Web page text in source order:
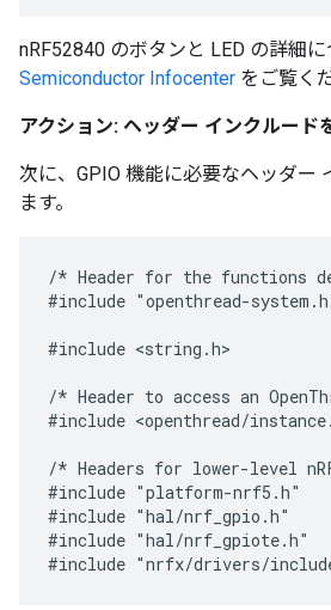
nRF52840 のボタンと LED の詳細に
Semiconductor Infocenter をご覧く
アクション: ヘッダー インクルード
次に、GPIO 機能に必要なヘッダー
ます。
/* Header for the functions
#include "openthread-
#include <string.h>
/* Header to access an
#include <openthread/
/* Headers for lower-level
#include "platform-nrf5.h"
#include "hal/nrf_gpio.h"
#include "hal/nrf_gpiote.h"